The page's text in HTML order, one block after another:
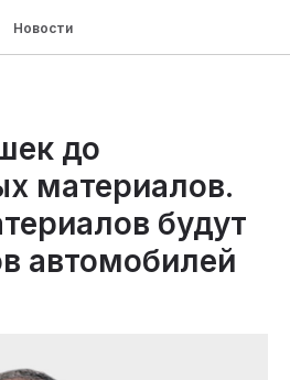
Новости
до
материалов.
будут
автомобилей